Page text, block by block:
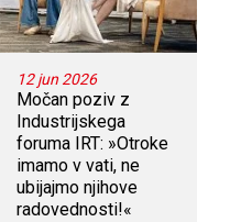
12 jun 2026
Močan poziv z
Industrijskega
foruma IRT: »Otroke
imamo v vati, ne
ubijajmo njihove
radovednosti!«